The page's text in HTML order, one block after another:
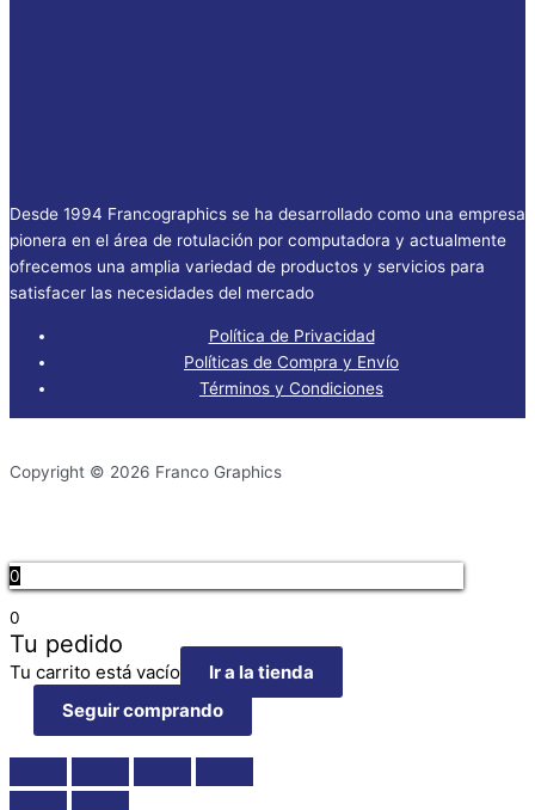
Desde 1994 Francographics se ha desarrollado como una empresa
pionera en el área de rotulación por computadora y actualmente
ofrecemos una amplia variedad de productos y servicios para
satisfacer las necesidades del mercado
Política de Privacidad
Políticas de Compra y Envío
Términos y Condiciones
Copyright © 2026 Franco Graphics
0
0
Tu pedido
Tu carrito está vacío
Ir a la tienda
Seguir comprando